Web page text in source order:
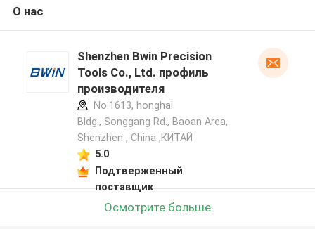
О нас
Shenzhen Bwin Precision
Tools Co., Ltd. профиль
производителя
No.1613, honghai
Bldg., Songgang Rd., Baoan Area,
Shenzhen , China ,КИТАЙ
5.0
Подтверженный
поставщик
Осмотрите больше